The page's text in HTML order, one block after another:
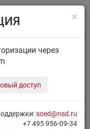
Menu
×
через
доступ
soed@nsd.ru
+7 495 956-09-34